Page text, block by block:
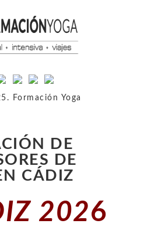
Formación Yoga
DE
DE
CÁDIZ
2026